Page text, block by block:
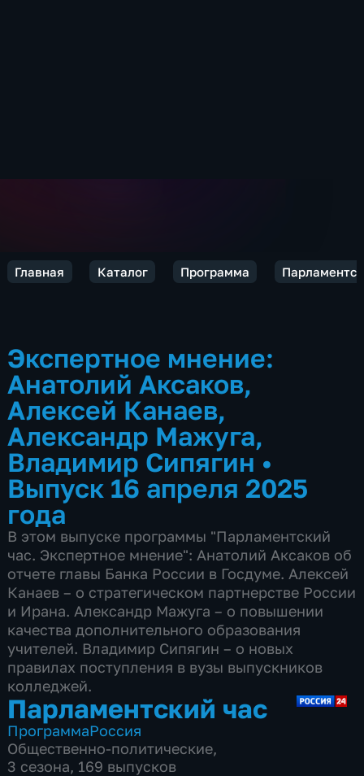
Главная Каталог Программа
Экспертное мнение:
Анатолий Аксаков,
Алексей Канаев,
Александр Мажуга,
Владимир Сипягин•
Выпуск 16 апреля 2025
года
В этом выпуске программы "Парламентский
час. Экспертное мнение": Анатолий Аксаков об
отчете главы Банка России в Госдуме. Алексей
Канаев – о стратегическом партнерстве России
и Ирана. Александр Мажуга – о повышении
качества дополнительного образования
учителей. Владимир Сипягин – о новых
правилах поступления в вузы выпускников
колледжей.
Парламентский час
ПрограммаРоссия
Общественно-политические,
3 сезона, 169 выпусков